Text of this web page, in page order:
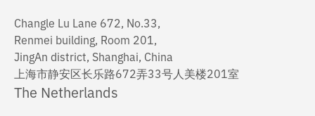
Changle Lu Lane 672, No.33,
Renmei building, Room 201,
JingAn district, Shanghai, China
上海市静安区长乐路672弄33号人美楼201室
The Netherlands